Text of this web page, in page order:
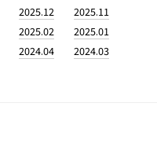
2025.12
2025.11
2025.02
2025.01
2024.04
2024.03